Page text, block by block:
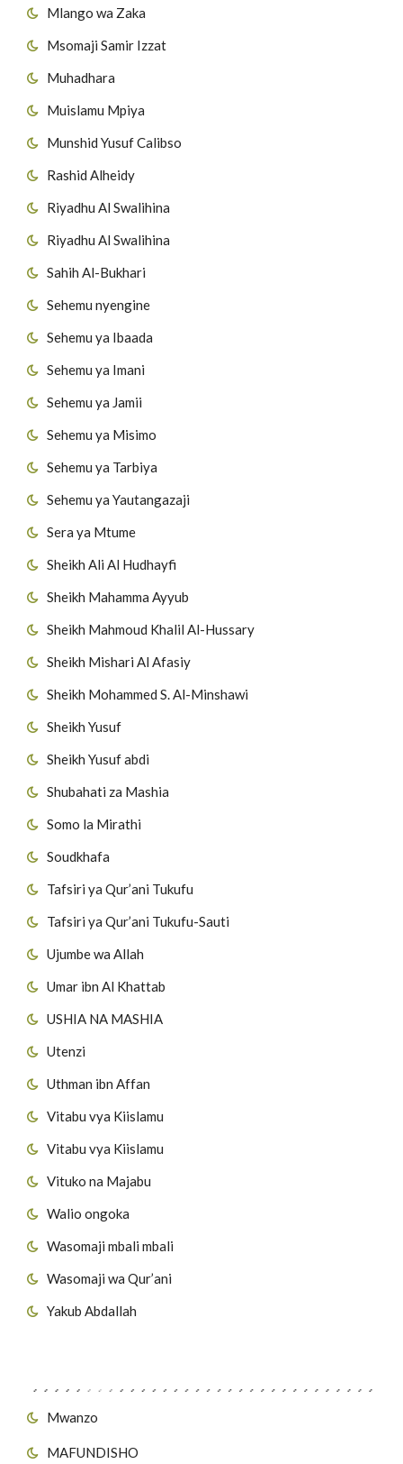
Mlango wa Zaka
Msomaji Samir Izzat
Muhadhara
Muislamu Mpiya
Munshid Yusuf Calibso
Rashid Alheidy
Riyadhu Al Swalihina
Riyadhu Al Swalihina
Sahih Al-Bukhari
Sehemu nyengine
Sehemu ya Ibaada
Sehemu ya Imani
Sehemu ya Jamii
Sehemu ya Misimo
Sehemu ya Tarbiya
Sehemu ya Yautangazaji
Sera ya Mtume
Sheikh Ali Al Hudhayfi
Sheikh Mahamma Ayyub
Sheikh Mahmoud Khalil Al-Hussary
Sheikh Mishari Al Afasiy
Sheikh Mohammed S. Al-Minshawi
Sheikh Yusuf
Sheikh Yusuf abdi
Shubahati za Mashia
Somo la Mirathi
Soudkhafa
Tafsiri ya Qur’ani Tukufu
Tafsiri ya Qur’ani Tukufu-Sauti
Ujumbe wa Allah
Umar ibn Al Khattab
USHIA NA MASHIA
Utenzi
Uthman ibn Affan
Vitabu vya Kiislamu
Vitabu vya Kiislamu
Vituko na Majabu
Walio ongoka
Wasomaji mbali mbali
Wasomaji wa Qur’ani
Yakub Abdallah
Mwanzo
MAFUNDISHO